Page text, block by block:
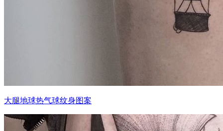
大腿地球热气球纹身图案